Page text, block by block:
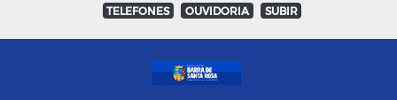
TELEFONES OUVIDORIA SUBIR